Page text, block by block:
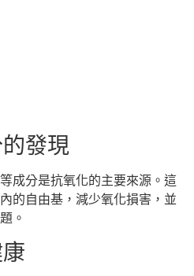
發現
成分是抗氧化的主要來源。這
的自由基，減少氧化損害，並
。